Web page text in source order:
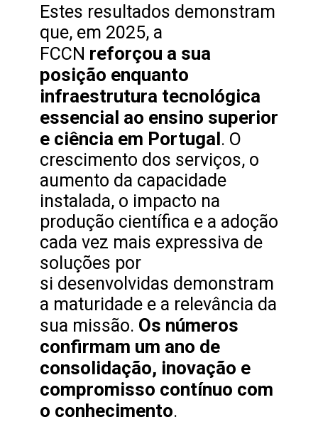
Estes resultados demonstram
que, em 2025, a
FCCN reforçou a sua
posição enquanto
infraestrutura tecnológica
essencial ao ensino superior
e ciência em Portugal. O
crescimento dos serviços, o
aumento da capacidade
instalada, o impacto na
produção científica e a adoção
cada vez mais expressiva de
soluções por
si desenvolvidas demonstram
a maturidade e a relevância da
sua missão. Os números
confirmam um ano de
consolidação, inovação e
compromisso contínuo com
o conhecimento.